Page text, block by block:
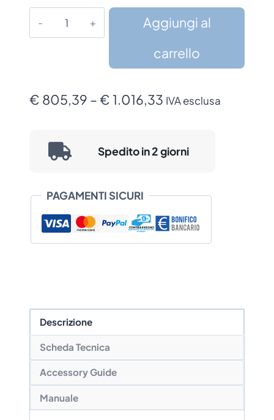
Aggiungi al
carrello
€ 805,39 –€ 1.016,33 Fascia
da
€ 1.016,33
IVA esclusa
Spedito in 2 giorni
PAGAMENTI SICURI
Descrizione
Scheda Tecnica
Accessory Guide
Manuale